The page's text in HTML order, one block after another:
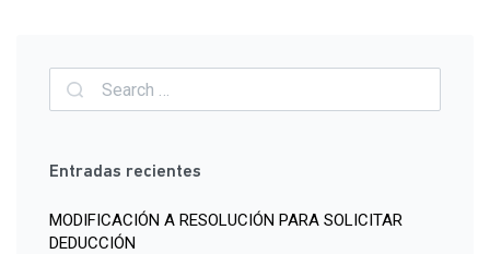
Entradas recientes
MODIFICACIÓN A RESOLUCIÓN PARA SOLICITAR
DEDUCCIÓN